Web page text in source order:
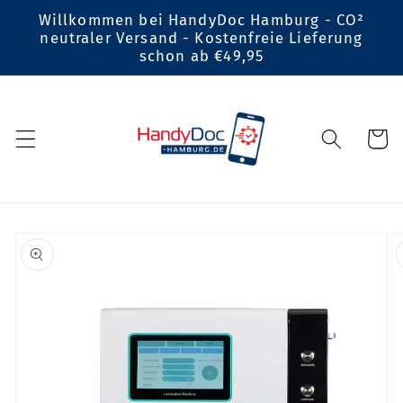
zum
Inhalt
Willkommen bei HandyDoc Hamburg - CO²
neutraler Versand - Kostenfreie Lieferung
schon ab €49,95